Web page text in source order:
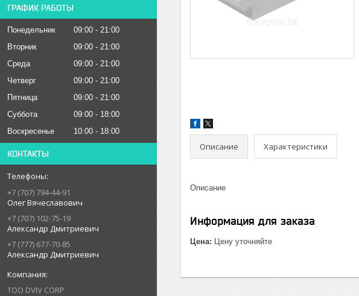
ГРАФИК РАБОТЫ
Понедельник 09:00
21:00
Вторник
09:00
21:00
Среда
09:00
21:00
Четверг
09:00
21:00
Пятница
09:00
21:00
Суббота
09:00
18:00
Воскресенье
10:00 18:00
КОНТАКТЫ
+7 (707) 794-44-91
Олег Вячеславович
+7 (707) 102-75-19
Александр Дмитриевич
+7 (777) 677-70-85
Александр Дмитриевич
ТОО DVIV CORP
Описание Характеристики
Описание
Информация для заказа
Цена: Цену уточняйте